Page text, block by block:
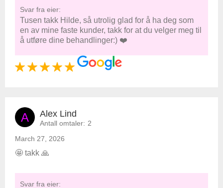
Svar fra eier:
Tusen takk Hilde, så utrolig glad for å ha deg som
en av mine faste kunder, takk for at du velger meg til
å utføre dine behandlinger:) ❤️
A Alex Lind
Antall omtaler: 2
March 27, 2026
🤩 takk 🙏
Svar fra eier: